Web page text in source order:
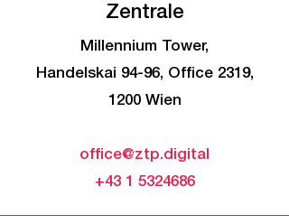
Zentrale
Millennium Tower,
Handelskai 94-96, Office 2319,
1200 Wien
office@ztp.digital
+43 1 5324686